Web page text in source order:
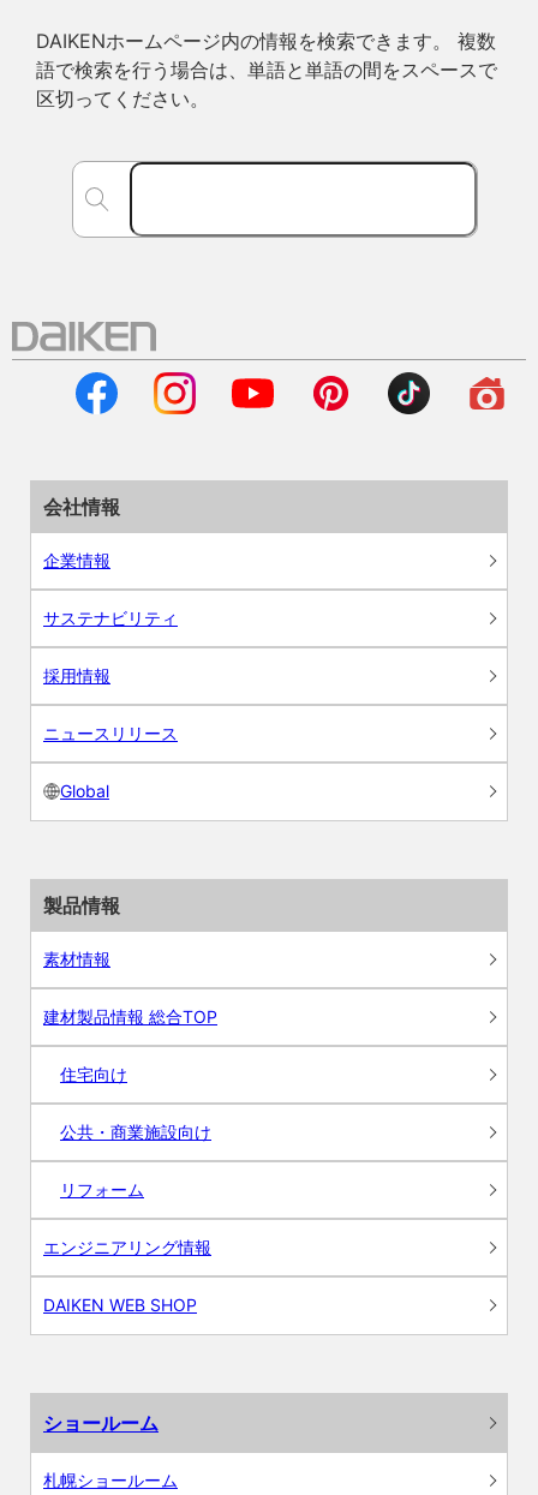
DAIKENホームページ内の情報を検索できます。 複数
語で検索を行う場合は、単語と単語の間をスペースで
区切ってください。
会社情報
企業情報
サステナビリティ
採用情報
ニュースリリース
Global
製品情報
素材情報
建材製品情報 総合TOP
住宅向け
公共・商業施設向け
リフォーム
エンジニアリング情報
DAIKEN WEB SHOP
ショールーム
札幌ショールーム